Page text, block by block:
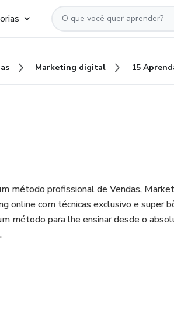
Marketing digital 15
método profissional de Vendas,
online com técnicas exclusivo e super
método para lhe ensinar desde o